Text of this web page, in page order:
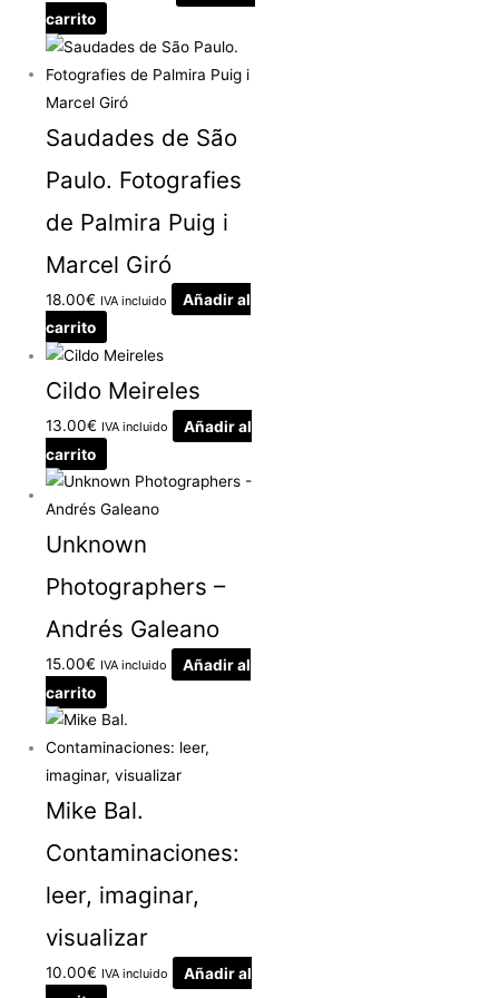
carrito
Saudades de São
Paulo. Fotografies
de Palmira Puig i
Marcel Giró
18.00€ IVA incluido
Añadir al
carrito
Cildo Meireles
13.00€ IVA incluido
Añadir al
carrito
Unknown
Photographers –
Andrés Galeano
15.00€ IVA incluido
Añadir al
carrito
Mike Bal.
Contaminaciones:
leer, imaginar,
visualizar
10.00€ IVA incluido
Añadir al